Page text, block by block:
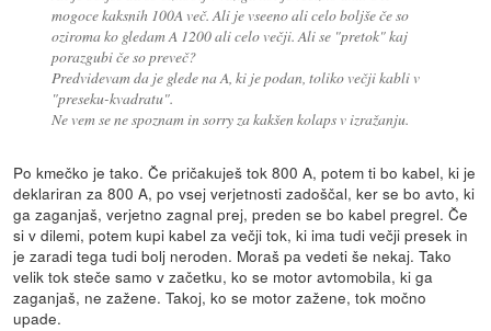
mogoce kaksnih 100A več. Ali je vseeno ali celo boljše če so
oziroma ko gledam A 1200 ali celo večji. Ali se "pretok" kaj
porazgubi če so preveč?
Predvidevam da je glede na A, ki je podan, toliko večji kabli v
"preseku-kvadratu".
Ne vem se ne spoznam in sorry za kakšen kolaps v izražanju.
Po kmečko je tako. Če pričakuješ tok 800 A, potem ti bo kabel, ki je
deklariran za 800 A, po vsej verjetnosti zadoščal, ker se bo avto, ki
ga zaganjaš, verjetno zagnal prej, preden se bo kabel pregrel. Če
si v dilemi, potem kupi kabel za večji tok, ki ima tudi večji presek in
je zaradi tega tudi bolj neroden. Moraš pa vedeti še nekaj. Tako
velik tok steče samo v začetku, ko se motor avtomobila, ki ga
zaganjaš, ne zažene. Takoj, ko se motor zažene, tok močno
upade.